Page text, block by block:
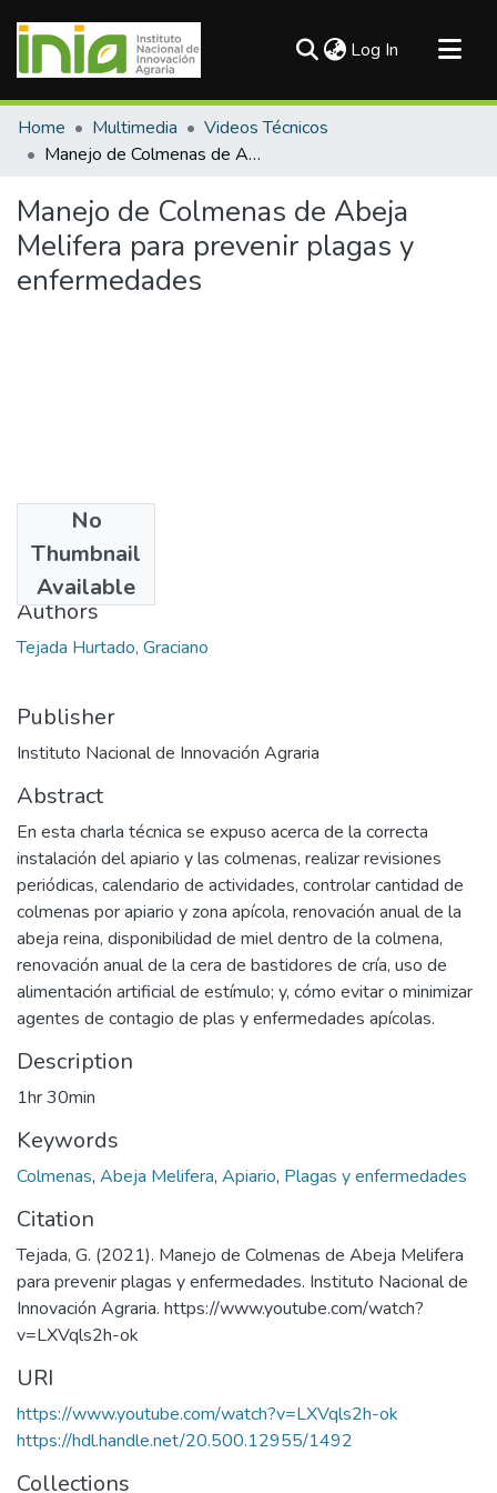
Log In (current)
Communities & Collections
All of DSpace
Home Multimedia
Videos Técnicos
Manejo de Colmenas de Abeja Melifera para prevenir plagas y enfermedades
Manejo de Colmenas de Abeja
Melifera para prevenir plagas y
enfermedades
No
Thumbnail
Available
2021-09-24
Authors
Tejada Hurtado, Graciano
Publisher
Instituto Nacional de Innovación Agraria
Abstract
En esta charla técnica se expuso acerca de la correcta
instalación del apiario y las colmenas, realizar revisiones
periódicas, calendario de actividades, controlar cantidad de
colmenas por apiario y zona apícola, renovación anual de la
abeja reina, disponibilidad de miel dentro de la colmena,
renovación anual de la cera de bastidores de cría, uso de
alimentación artificial de estímulo; y, cómo evitar o minimizar
agentes de contagio de plas y enfermedades apícolas.
Description
1hr 30min
Keywords
Colmenas, Abeja Melifera, Apiario, Plagas y enfermedades
Citation
Tejada, G. (2021). Manejo de Colmenas de Abeja Melifera
para prevenir plagas y enfermedades. Instituto Nacional de
Innovación Agraria. https://www.youtube.com/watch?
v=LXVqls2h-ok
URI
https://www.youtube.com/watch?v=LXVqls2h-ok
https://hdl.handle.net/20.500.12955/1492
Collections